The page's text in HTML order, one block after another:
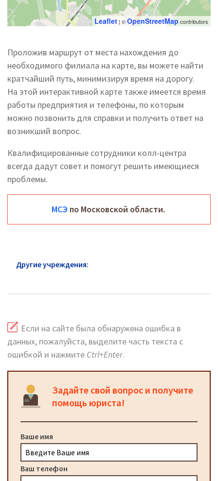
Leaflet | ©OpenStreetMap contributors
Проложив маршрут от места нахождения до
необходимого филиала на карте, вы можете найти
кратчайший путь, минимизируя время на дорогу.
На этой интерактивной карте также имеется время
работы предприятия и телефоны, по которым
можно позвонить для справки и получить ответ на
возникший вопрос.
Квалифицированные сотрудники колл-центра
всегда дадут совет и помогут решить имеющиеся
проблемы.
МСЭ по Московской области.
Другие учреждения:
Если на сайте была обнаружена ошибка в
данных, пожалуйста, выделите часть текста с
ошибкой и нажмите Ctrl+Enter.
Задайте свой вопрос и получите
помощь юриста!
Ваше имя
Ваш телефон